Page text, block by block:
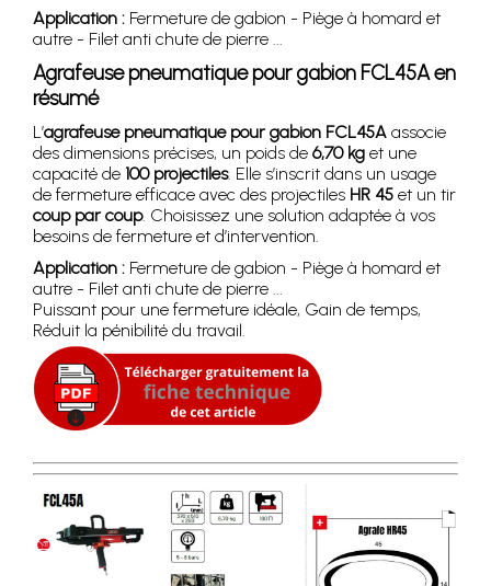
Application : Fermeture de gabion - Piège à homard et
autre - Filet anti chute de pierre ...
Agrafeuse pneumatique pour gabion FCL45A en
résumé
L’agrafeuse pneumatique pour gabion FCL45A associe
des dimensions précises, un poids de 6,70 kg et une
capacité de 100 projectiles. Elle s’inscrit dans un usage
de fermeture efficace avec des projectiles HR 45 et un tir
coup par coup. Choisissez une solution adaptée à vos
besoins de fermeture et d’intervention.
Application : Fermeture de gabion - Piège à homard et
autre - Filet anti chute de pierre ...
Puissant pour une fermeture idéale, Gain de temps,
Réduit la pénibilité du travail.